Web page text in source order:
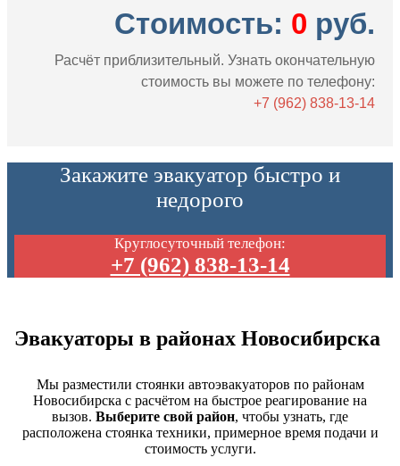
Стоимость: 0 руб.
Расчёт приблизительный. Узнать окончательную
стоимость вы можете по телефону:
+7 (962) 838-13-14
Закажите эвакуатор быстро и
недорого
Круглосуточный телефон:
+7 (962) 838-13-14
Эвакуаторы в районах Новосибирска
Мы разместили стоянки автоэвакуаторов по районам
Новосибирска с расчётом на быстрое реагирование на
вызов. Выберите свой район, чтобы узнать, где
расположена стоянка техники, примерное время подачи и
стоимость услуги.